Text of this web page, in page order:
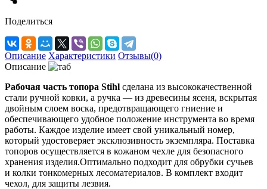
Поделиться
Описание Характеристики Отзывы(0)
Описание
Рабочая часть топора Stihl сделана из высококачественной
стали ручной ковки, а ручка — из древесины ясеня, вскрытая
двойным слоем воска, предотвращающего гниение и
обеспечивающего удобное положение инструмента во время
работы. Каждое изделие имеет свой уникальный номер,
который удостоверяет эксклюзивность экземпляра. Поставка
топоров осуществляется в кожаном чехле для безопасного
хранения изделия.Оптимально подходит для обрубки сучьев
и колки тонкомерных лесоматериалов. В комплект входит
чехол, для защиты лезвия.